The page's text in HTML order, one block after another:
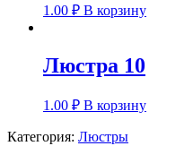
1.00 ₽ В корзину
Люстра 10
1.00 ₽ В корзину
Категория: Люстры